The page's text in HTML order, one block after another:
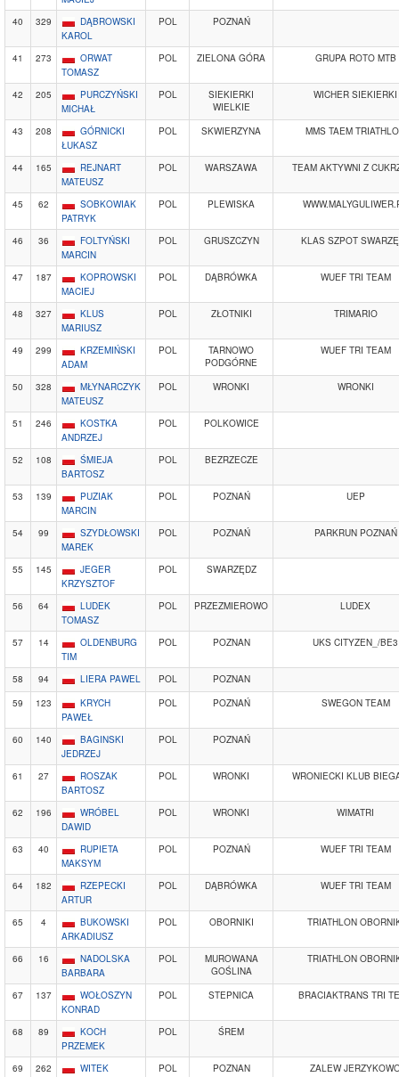
40 329
DĄBROWSKI
KAROL
POL POZNAŃ
41 273
ORWAT
TOMASZ
POL ZIELONA GÓRA GRUPA ROTO MTB
42 205
PURCZYŃSKI
MICHAŁ
POL
SIEKIERKI
WIELKIE
WICHER SIEKIERKI
43 208
GÓRNICKI
ŁUKASZ
POL SKWIERZYNA MMS TAEM
44 165
REJNART
MATEUSZ
POL WARSZAWA TEAM AKTYWNI Z
45 62
SOBKOWIAK
PATRYK
POL PLEWISKA
46 36
FOLTYŃSKI
MARCIN
POL GRUSZCZYN KLAS SZPOT
47 187
KOPROWSKI
MACIEJ
POL DĄBRÓWKA WUEF TRI TEAM
48 327
KLUS
MARIUSZ
POL ZŁOTNIKI TRIMARIO
49 299
KRZEMIŃSKI
ADAM
POL
TARNOWO
PODGÓRNE
WUEF TRI TEAM
50 328
MŁYNARCZYK
MATEUSZ
POL WRONKI WRONKI
51 246
KOSTKA
ANDRZEJ
POL POLKOWICE
52 108
ŚMIEJA
BARTOSZ
POL BEZRZECZE
53 139
PUZIAK
MARCIN
POL POZNAŃ UEP
54 99
SZYDŁOWSKI
MAREK
POL POZNAŃ PARKRUN POZNAŃ
55 145
JEGER
KRZYSZTOF
POL SWARZĘDZ
56 64
LUDEK
TOMASZ
POL PRZEZMIEROWO LUDEX
57 14
OLDENBURG
TIM
POL POZNAN UKS CITYZEN_/BE3
58 94 LIERA PAWEL POL
POZNAN
59
123
KRYCH
PAWEŁ
POL POZNAŃ SWEGON TEAM
60 140
BAGINSKI
JEDRZEJ
POL POZNAŃ
61 27
ROSZAK
BARTOSZ
POL WRONKI WRONIECKI KLUB
62 196
WRÓBEL
DAWID
POL WRONKI WIMATRI
63 40
RUPIETA
MAKSYM
POL POZNAŃ WUEF TRI TEAM
64 182
RZEPECKI
ARTUR
POL DĄBRÓWKA WUEF TRI TEAM
65 4
BUKOWSKI
ARKADIUSZ
POL OBORNIKI TRIATHLON
66 16
NADOLSKA
BARBARA
POL
MUROWANA
GOŚLINA
TRIATHLON
67 137
WOŁOSZYN
KONRAD
POL STEPNICA BRACIAKTRANS TRI
68 89
KOCH
PRZEMEK
POL ŚREM
69 262
WITEK
POL POZNAN ZALEW